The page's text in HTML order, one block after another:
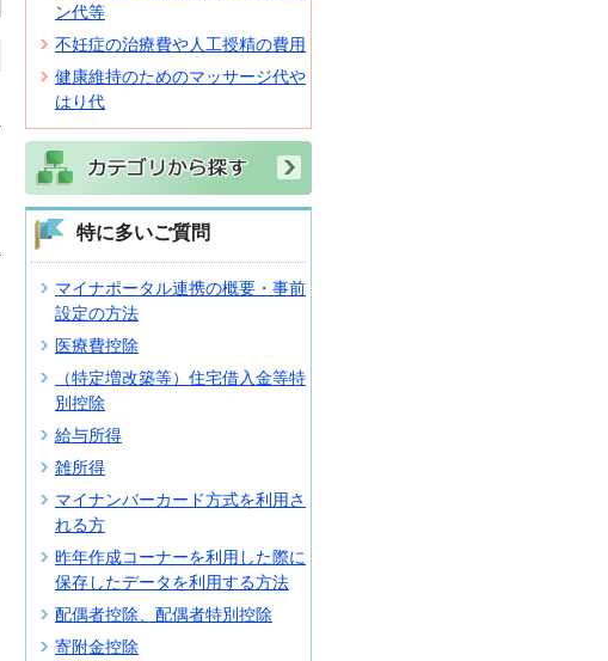
ン代等
不妊症の治療費や人工授精の費用
健康維持のためのマッサージ代や
はり代
特に多いご質問
マイナポータル連携の概要・事前
設定の方法
医療費控除
（特定増改築等）住宅借入金等特
別控除
給与所得
雑所得
マイナンバーカード方式を利用さ
れる方
昨年作成コーナーを利用した際に
保存したデータを利用する方法
配偶者控除、配偶者特別控除
寄附金控除